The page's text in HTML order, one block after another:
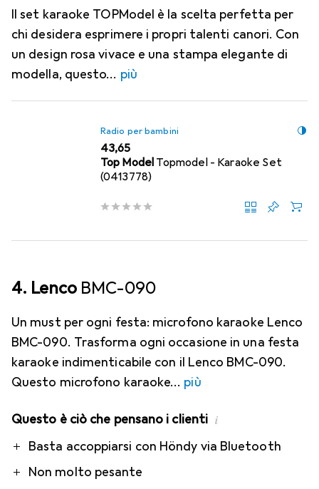
Il set karaoke TOPModel è la scelta perfetta per
chi desidera esprimere i propri talenti canori. Con
un design rosa vivace e una stampa elegante di
modella, questo
più
Radio per bambini
EUR
43,65
Top Model Topmodel - Karaoke Set
(0413778)
4. Lenco BMC-090
Un must per ogni festa: microfono karaoke Lenco
BMC-090. Trasforma ogni occasione in una festa
karaoke indimenticabile con il Lenco BMC-090.
Questo microfono karaoke
più
Questo è ciò che pensano i clienti i
ProBasta accoppiarsi con Höndy via Bluetooth
Non molto pesante
Contro